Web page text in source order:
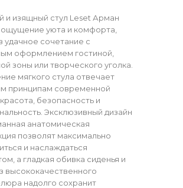
и изящный стул Leset Арман
ощущение уюта и комфорта,
удачное сочетание с
оформлением гостиной,
зоны или творческого уголка.
мягкого стула отвечает
принципам современной
безопасность и
Эксклюзивный дизайн
анатомическая
позволят максимально
и наслаждаться
а гладкая обивка сиденья и
высококачественного
надолго сохранит